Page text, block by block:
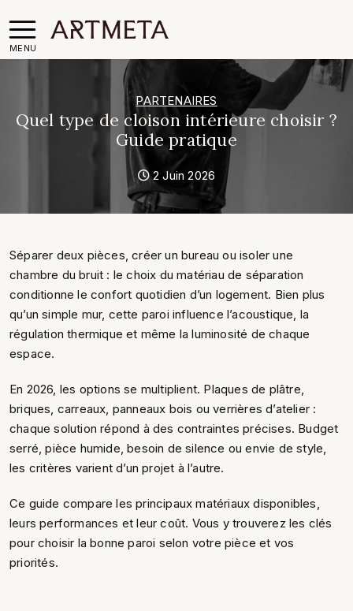
MENU
PARTENAIRES
Quel type de cloison intérieure choisir ?
Guide pratique
2 Juin 2026
Séparer deux pièces, créer un bureau ou isoler une
chambre du bruit : le choix du matériau de séparation
conditionne le confort quotidien d’un logement. Bien plus
qu’un simple mur, cette paroi influence l’acoustique, la
régulation thermique et même la luminosité de chaque
espace.
En 2026, les options se multiplient. Plaques de plâtre,
briques, carreaux, panneaux bois ou verrières d’atelier :
chaque solution répond à des contraintes précises. Budget
serré, pièce humide, besoin de silence ou envie de style,
les critères varient d’un projet à l’autre.
Ce guide compare les principaux matériaux disponibles,
leurs performances et leur coût. Vous y trouverez les clés
pour choisir la bonne paroi selon votre pièce et vos
priorités.